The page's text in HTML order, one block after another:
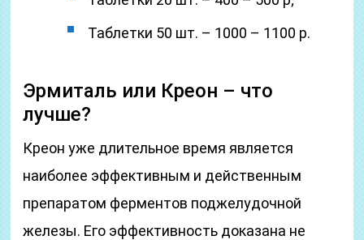
Таблетки 50 шт. – 1000 – 1100 р.
Эрмиталь или Креон – что
лучше?
Креон уже длительное время является
наиболее эффективным и действенным
препаратом ферментов поджелудочной
железы. Его эффективность доказана не